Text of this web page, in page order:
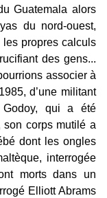
Guatemala alors
du nord-ouest,
les propres calculs
des gens...
associer à
d’une militant
Godoy, qui a été
son corps mutilé a
dont les ongles
interrogée
morts dans un
Elliott Abrams